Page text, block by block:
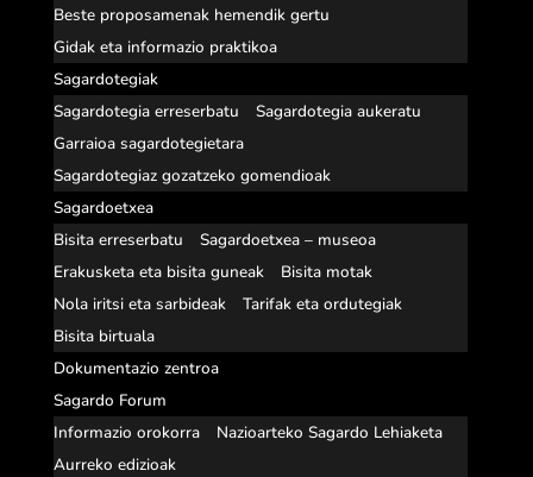
Beste proposamenak hemendik gertu
Gidak eta informazio praktikoa
Sagardotegiak
Sagardotegia erreserbatu
Sagardotegia aukeratu
Garraioa sagardotegietara
Sagardotegiaz gozatzeko gomendioak
Sagardoetxea
Bisita erreserbatu
Sagardoetxea – museoa
Erakusketa eta bisita guneak
Bisita motak
Nola iritsi eta sarbideak
Tarifak eta ordutegiak
Bisita birtuala
Dokumentazio zentroa
Sagardo Forum
Informazio orokorra
Nazioarteko Sagardo Lehiaketa
Aurreko edizioak